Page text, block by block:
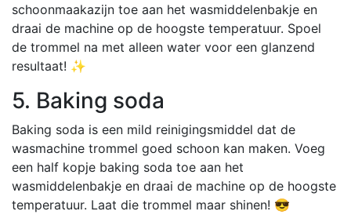
schoonmaakazijn toe aan het wasmiddelenbakje en
draai de machine op de hoogste temperatuur. Spoel
de trommel na met alleen water voor een glanzend
resultaat! ✨
5. Baking soda
Baking soda is een mild reinigingsmiddel dat de
wasmachine trommel goed schoon kan maken. Voeg
een half kopje baking soda toe aan het
wasmiddelenbakje en draai de machine op de hoogste
temperatuur. Laat die trommel maar shinen! 😎